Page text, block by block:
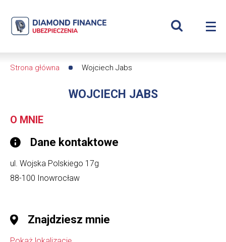
Wojciech
Diamond
Ubezpieczenia
dfs24
Wyświetl
nawigacyjna
Strona główna Wojciech Jabs
WOJCIECH JABS
O MNIE
Dane kontaktowe
ul. Wojska Polskiego 17g
88-100 Inowrocław
Znajdziesz mnie